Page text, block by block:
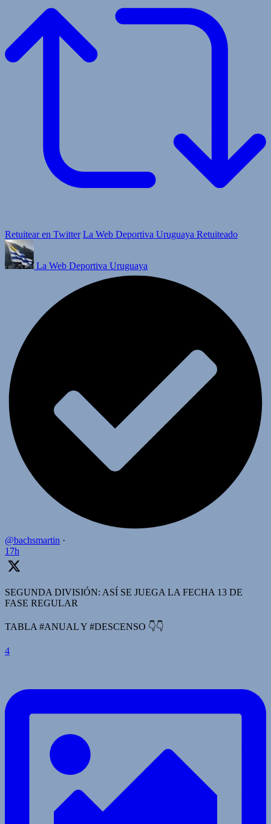
Retuitear en Twitter La Web Deportiva Uruguaya Retuiteado
La Web Deportiva Uruguaya
@bachsmartin ·
17h
SEGUNDA DIVISIÓN: ASÍ SE JUEGA LA FECHA 13 DE
FASE REGULAR
TABLA #ANUAL Y #DESCENSO 👇👇
4